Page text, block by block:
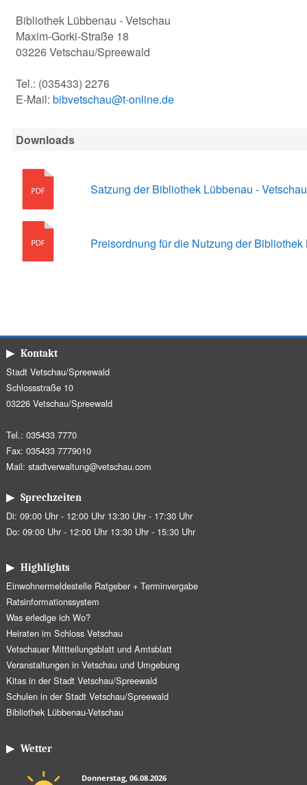
Bibliothek Lübbenau - Vetschau
Maxim-Gorki-Straße 18
03226 Vetschau/Spreewald
Tel.: (035433) 2276
E-Mail: bibvetschau@t-online.de
Downloads
Satzung der Bibliothek Lübbenau - Vetschau
Preisordnung für die Nutzung der
▶ Kontakt
Stadt Vetschau/Spreewald
Schlossstraße 10
03226 Vetschau/Spreewald
Tel.: 035433 7770
Fax: 035433 7779010
Mail: stadtverwaltung@vetschau.com
▶ Sprechzeiten
Di: 09:00 Uhr - 12:00 Uhr 13:30 Uhr - 17:30 Uhr
Do: 09:00 Uhr - 12:00 Uhr 13:30 Uhr - 15:30 Uhr
▶ Highlights
Einwohnermeldestelle Ratgeber + Terminvergabe
Ratsinformationssystem
Was erledige ich Wo?
Heiraten im Schloss Vetschau
Vetschauer Mittteilungsblatt und Amtsblatt
Veranstaltungen in Vetschau und Umgebung
Kitas in der Stadt Vetschau/Spreewald
Schulen in der Stadt Vetschau/Spreewald
Bibliothek Lübbenau-Vetschau
▶ Wetter
Donnerstag, 06.08.2026